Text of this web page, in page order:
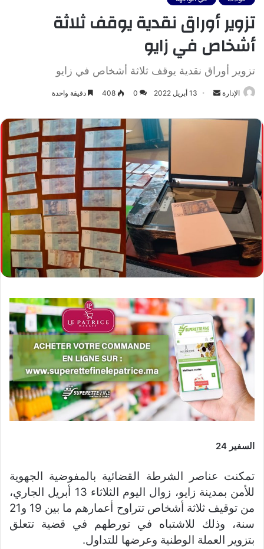
تزوير أوراق نقدية يوقف ثلاثة
أشخاص في زايو
تزوير أوراق نقدية يوقف ثلاثة أشخاص في زايو
الإدارة
أرسل
إلكترونيا
13 أبريل 2022 0
408 دقيقة واحدة
السفير 24
تمكنت عناصر الشرطة القضائية بالمفوضية الجهوية
للأمن بمدينة زايو، زوال اليوم الثلاثاء 13 أبريل الجاري،
من توقيف ثلاثة أشخاص تتراوح أعمارهم ما بين 19 و21
سنة، وذلك للاشتباه في تورطهم في قضية تتعلق
بتزوير العملة الوطنية وعرضها للتداول.